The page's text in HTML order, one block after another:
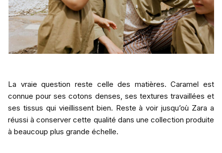
La vraie question reste celle des matières. Caramel est
connue pour ses cotons denses, ses textures travaillées et
ses tissus qui vieillissent bien. Reste à voir jusqu’où Zara a
réussi à conserver cette qualité dans une collection produite
à beaucoup plus grande échelle.